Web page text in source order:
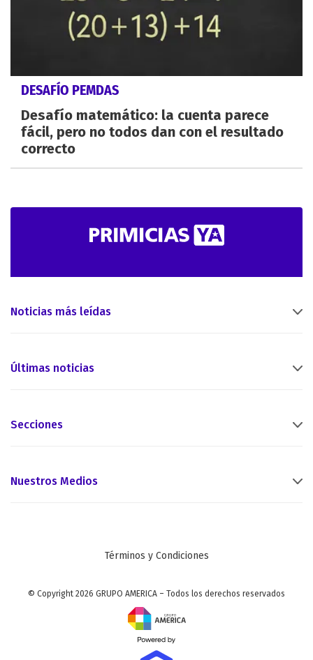
DESAFÍO PEMDAS
Desafío matemático: la cuenta parece
fácil, pero no todos dan con el resultado
correcto
Noticias más leídas
Últimas noticias
Secciones
Nuestros Medios
Términos y Condiciones
© Copyright 2026 GRUPO AMERICA – Todos los derechos reservados